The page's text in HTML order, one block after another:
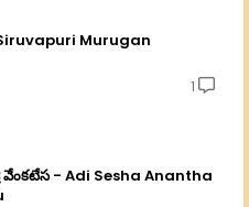
- Siruvapuri Murugan
1
వేంకటేస - Adi Sesha Anantha